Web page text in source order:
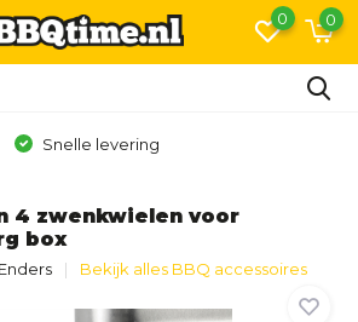
0 0
Gratis bezorging vanaf €150,- (NL)*
4 zwenkwielen voor
box
Enders Bekijk alles BBQ accessoires